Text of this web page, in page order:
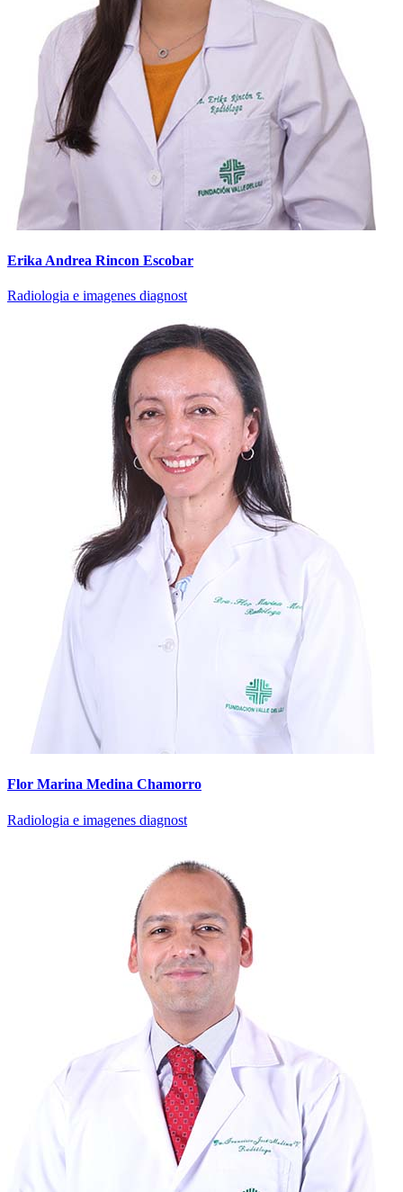
Erika Andrea Rincon Escobar
Radiologia e imagenes diagnost
Flor Marina Medina Chamorro
Radiologia e imagenes diagnost